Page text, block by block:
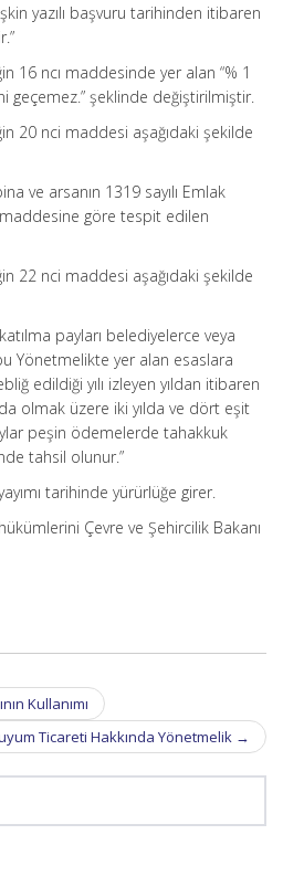
yazılı başvuru tarihinden itibaren
16 ncı maddesinde yer alan “% 1
geçemez.” şeklinde değiştirilmiştir.
20 nci maddesi aşağıdaki şekilde
ve arsanın 1319 sayılı Emlak
göre tespit edilen
22 nci maddesi aşağıdaki şekilde
payları belediyelerce veya
Yönetmelikte yer alan esaslara
edildiği yılı izleyen yıldan itibaren
olmak üzere iki yılda ve dört eşit
peşin ödemelerde tahakkuk
tahsil olunur.”
tarihinde yürürlüğe girer.
Çevre ve Şehircilik Bakanı
Kullanımı
Ticareti Hakkında Yönetmelik →